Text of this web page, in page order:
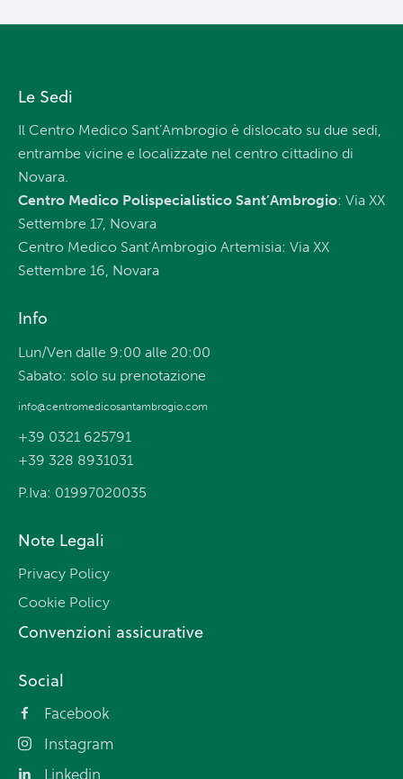
Le Sedi
Il Centro Medico Sant’Ambrogio è dislocato su due sedi,
entrambe vicine e localizzate nel centro cittadino di
Novara.
Centro Medico Polispecialistico Sant’Ambrogio: Via XX
Settembre 17, Novara
Centro Medico Sant’Ambrogio Artemisia: Via XX
Settembre 16, Novara
Info
Lun/Ven dalle 9:00 alle 20:00
Sabato: solo su prenotazione
info@centromedicosantambrogio.com
+39 0321 625791
+39 328 8931031
P.Iva: 01997020035
Note Legali
Privacy Policy
Cookie Policy
Convenzioni assicurative
Social
Facebook
Instagram
Linkedin